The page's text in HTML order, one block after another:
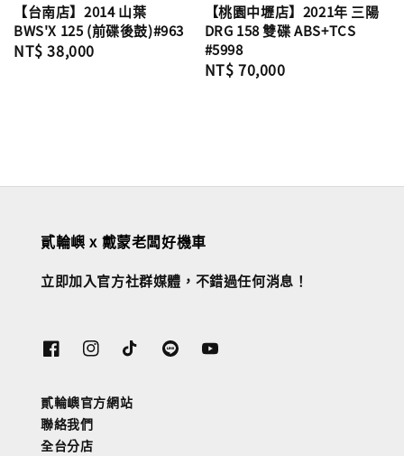
【台南店】2014 山葉
BWS'X 125 (前碟後鼓)#963
Regular
NT$ 38,000
【桃園中壢店】2021年 三陽
DRG 158 雙碟 ABS+TCS
#5998
Regular
NT$ 70,000
貳輪嶼 x 戴蒙老闆好機車
立即加入官方社群媒體，不錯過任何消息！
貳輪嶼官方網站
聯絡我們
全台分店